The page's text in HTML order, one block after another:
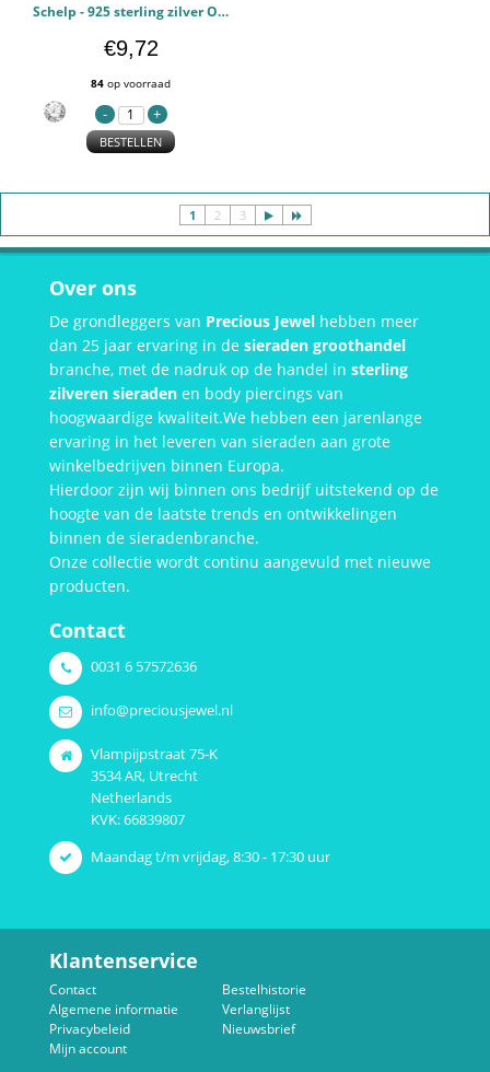
Schelp - 925 sterling zilver Oorstekers Zirconia PCJW49724
€9,72
84 op voorraad
BESTELLEN
1 2 3
Over ons
De grondleggers van Precious Jewel hebben meer
dan 25 jaar ervaring in de sieraden groothandel
branche, met de nadruk op de handel in sterling
zilveren sieraden en body piercings van
hoogwaardige kwaliteit.We hebben een jarenlange
ervaring in het leveren van sieraden aan grote
winkelbedrijven binnen Europa.
Hierdoor zijn wij binnen ons bedrijf uitstekend op de
hoogte van de laatste trends en ontwikkelingen
binnen de sieradenbranche.
Onze collectie wordt continu aangevuld met nieuwe
producten.
Contact
0031 6 57572636
info@preciousjewel.nl
Vlampijpstraat 75-K
3534 AR, Utrecht
Netherlands
KVK: 66839807
Maandag t/m vrijdag, 8:30 - 17:30 uur
Klantenservice
Contact
Algemene informatie
Privacybeleid
Mijn account
Bestelhistorie
Verlanglijst
Nieuwsbrief